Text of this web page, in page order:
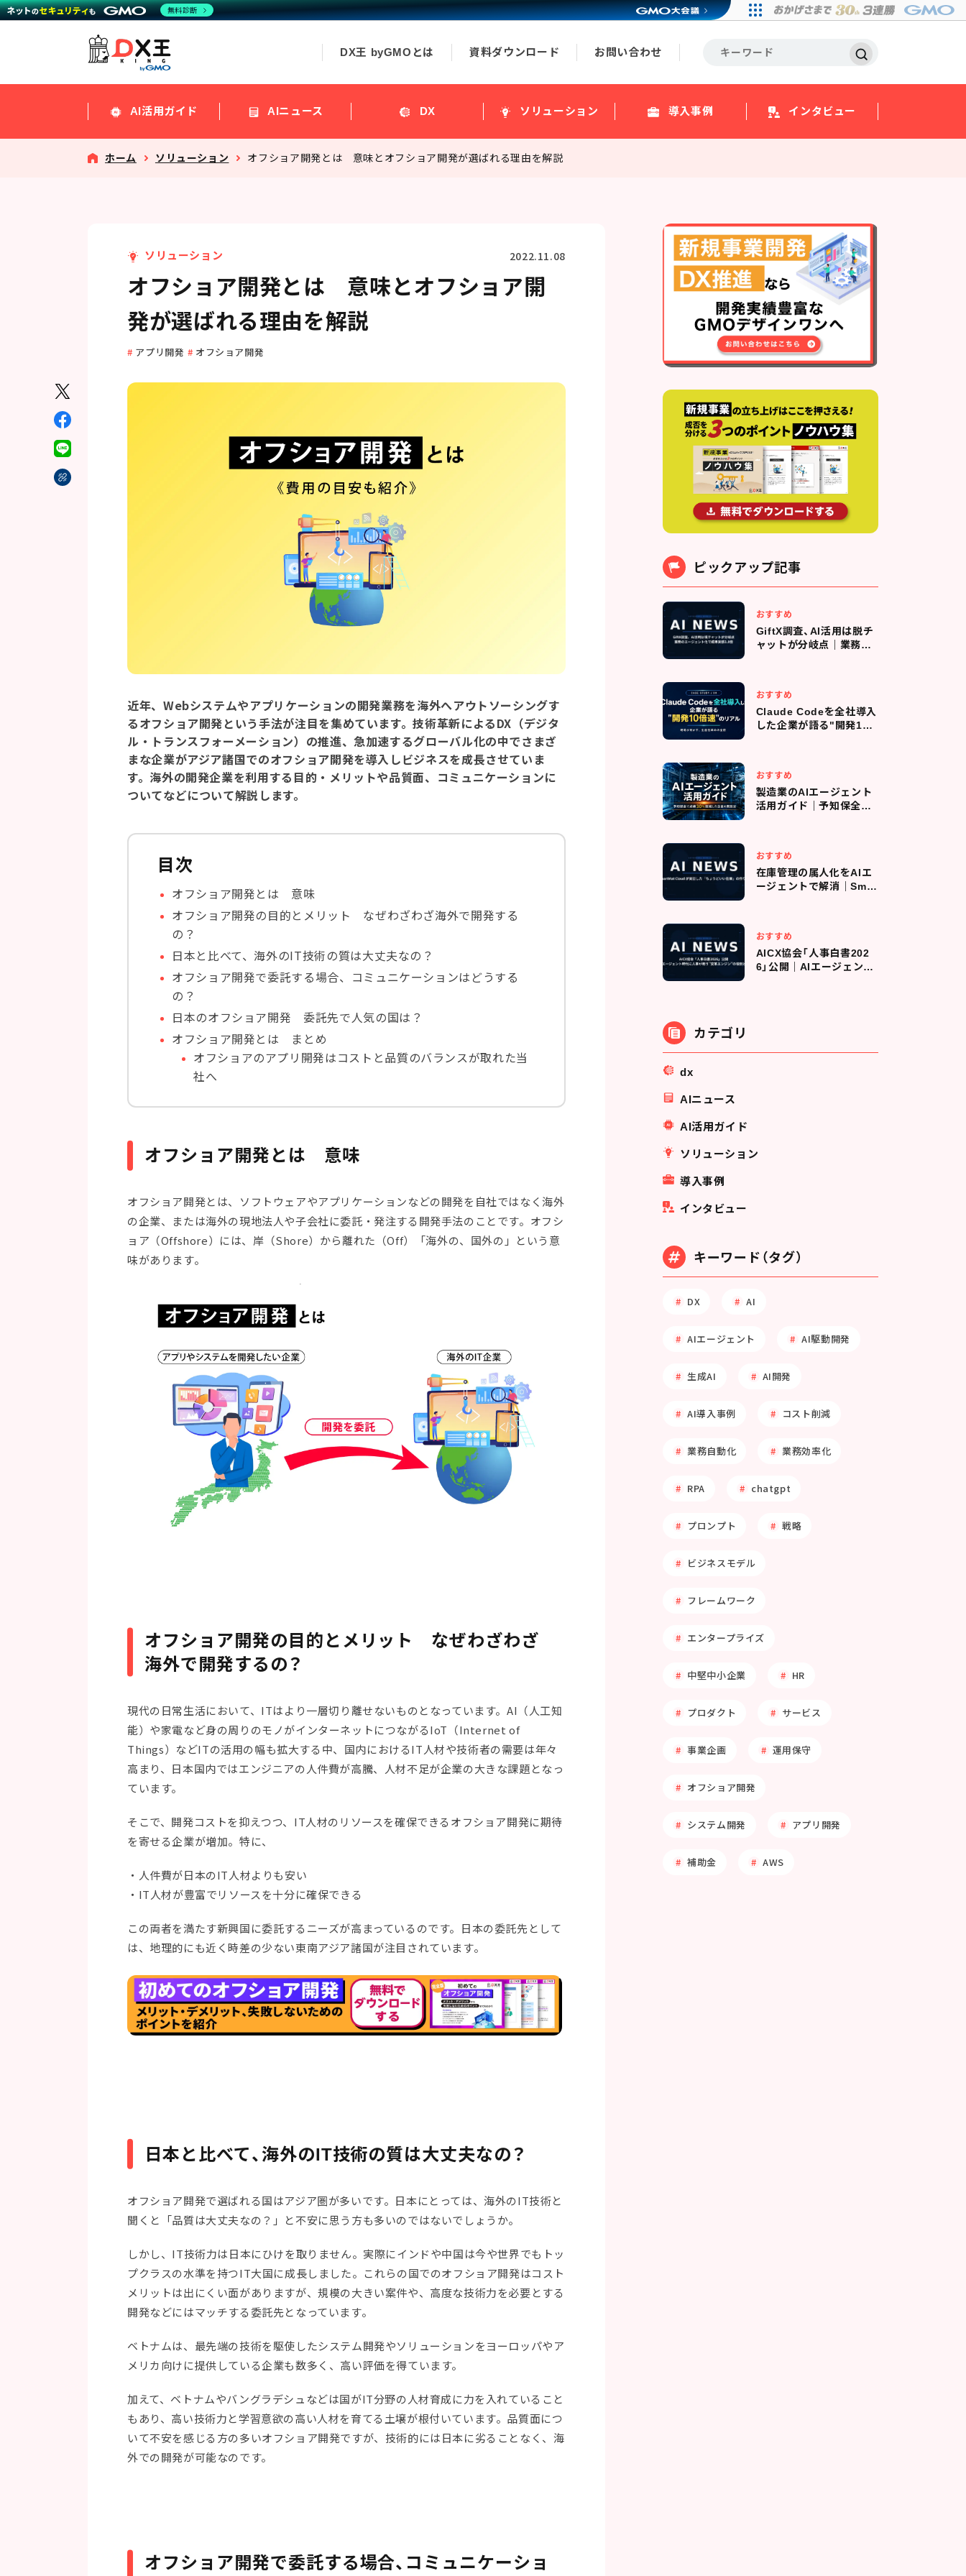
DX王 byGMOとは 資料ダウンロード お問い合わせ
AI活用ガイド AIニュース DX ソリューション 導入事例 インタビュー
ホーム ソリューション オフショア開発とは 意味とオフショア開発が選ばれる理由を解説
ソリューション 2022.11.08
オフショア開発とは 意味とオフショア開
発が選ばれる理由を解説
アプリ開発 オフショア開発
近年、Webシステムやアプリケーションの開発業務を海外へアウトソーシングす
るオフショア開発という手法が注目を集めています。技術革新によるDX（デジタ
ル・トランスフォーメーション）の推進、急加速するグローバル化の中でさまざ
まな企業がアジア諸国でのオフショア開発を導入しビジネスを成長させていま
す。海外の開発企業を利用する目的・メリットや品質面、コミュニケーションに
ついてなどについて解説します。
目次
オフショア開発とは 意味
オフショア開発の目的とメリット なぜわざわざ海外で開発する
の？
日本と比べて、海外のIT技術の質は大丈夫なの？
オフショア開発で委託する場合、コミュニケーションはどうする
の？
日本のオフショア開発 委託先で人気の国は？
オフショア開発とは まとめ
オフショアのアプリ開発はコストと品質のバランスが取れた当
社へ
オフショア開発とは 意味
オフショア開発とは、ソフトウェアやアプリケーションなどの開発を自社ではなく海外
の企業、または海外の現地法人や子会社に委託・発注する開発手法のことです。オフシ
ョア（Offshore）には、岸（Shore）から離れた（Off）「海外の、国外の」という意
味があります。
オフショア開発の目的とメリット なぜわざわざ
海外で開発するの？
現代の日常生活において、ITはより一層切り離せないものとなっています。AI（人工知
能）や家電など身の周りのモノがインターネットにつながるIoT（Internet of
Things）などITの活用の幅も拡大する中、国内におけるIT人材や技術者の需要は年々
高まり、日本国内ではエンジニアの人件費が高騰、人材不足が企業の大きな課題となっ
ています。
そこで、開発コストを抑えつつ、IT人材のリソースを確保できるオフショア開発に期待
を寄せる企業が増加。特に、
・人件費が日本のIT人材よりも安い
・IT人材が豊富でリソースを十分に確保できる
この両者を満たす新興国に委託するニーズが高まっているのです。日本の委託先として
は、地理的にも近く時差の少ない東南アジア諸国が注目されています。
日本と比べて、海外のIT技術の質は大丈夫なの？
オフショア開発で選ばれる国はアジア圏が多いです。日本にとっては、海外のIT技術と
聞くと「品質は大丈夫なの？」と不安に思う方も多いのではないでしょうか。
しかし、IT技術力は日本にひけを取りません。実際にインドや中国は今や世界でもトッ
プクラスの水準を持つIT大国に成長しました。これらの国でのオフショア開発はコスト
メリットは出にくい面がありますが、規模の大きい案件や、高度な技術力を必要とする
開発などにはマッチする委託先となっています。
ベトナムは、最先端の技術を駆使したシステム開発やソリューションをヨーロッパやア
メリカ向けに提供している企業も数多く、高い評価を得ています。
加えて、ベトナムやバングラデシュなどは国がIT分野の人材育成に力を入れていること
もあり、高い技術力と学習意欲の高い人材を育てる土壌が根付いています。品質面につ
いて不安を感じる方の多いオフショア開発ですが、技術的には日本に劣ることなく、海
外での開発が可能なのです。
オフショア開発で委託する場合、コミュニケーショ
ピックアップ記事
おすすめ
GiftX調査、AI活用は脱チ
ャットが分岐点｜業務の
おすすめ
Claude Codeを全社導入
した企業が語る"開発10
おすすめ
製造業のAIエージェント
活用ガイド｜予知保全で
おすすめ
在庫管理の属人化をAIエ
ージェントで解消｜Smar
おすすめ
AICX協会「人事白書202
6」公開｜AIエージェント
カテゴリ
dx
AIニュース
AI活用ガイド
ソリューション
導入事例
インタビュー
キーワード（タグ）
DX AI
AIエージェント AI駆動開発
生成AI AI開発
AI導入事例 コスト削減
業務自動化 業務効率化
RPA chatgpt
プロンプト 戦略
ビジネスモデル
フレームワーク
エンタープライズ
中堅中小企業 HR
プロダクト サービス
事業企画 運用保守
オフショア開発
システム開発 アプリ開発
補助金 AWS
無料診断